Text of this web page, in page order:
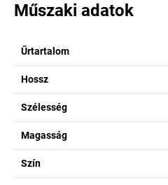
Műszaki adatok
Űrtartalom
Hossz
Szélesség
Magasság
Szín